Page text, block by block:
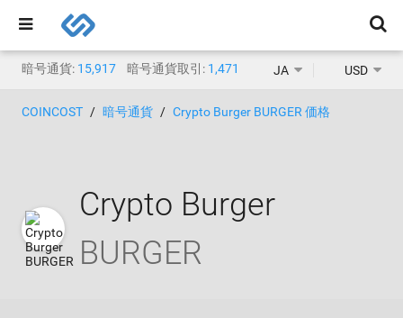
暗号通貨: 15,917 暗号通貨取引: 1,471 JA USD
COINCOST 暗号通貨 Crypto Burger BURGER 価格
Crypto Burger
BURGER